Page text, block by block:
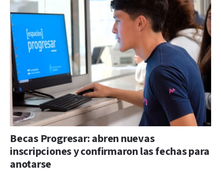
Becas Progresar: abren nuevas
inscripciones y confirmaron las fechas para
anotarse